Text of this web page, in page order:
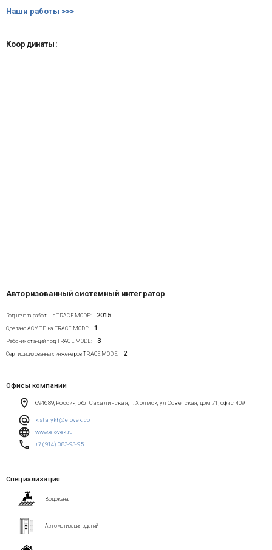
Наши работы >>>
Координаты:
Авторизованный системный интегратор
Год начала работы с TRACE MODE: 2015
Сделано АСУ ТП на TRACE MODE: 1
Рабочих станций под TRACE MODE: 3
Сертифицированных инженеров TRACE MODE: 2
Офисы компании
694689, Россия, обл Сахалинская, г. Холмск, ул Советская, дом 71, офис 409
k.starykh@elovek.com
www.elovek.ru
+7 (914) 083-93-95
Специализация
Водоканал
Автоматизация зданий